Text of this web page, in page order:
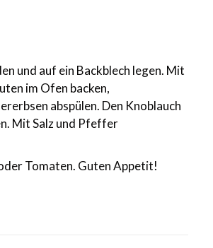
und auf ein Backblech legen. Mit
im Ofen backen,
abspülen. Den Knoblauch
Mit Salz und Pfeffer
Tomaten. Guten Appetit!